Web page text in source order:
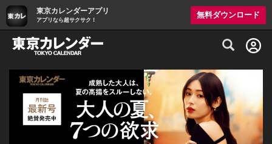
東京カレンダーアプリ
アプリなら超サクサク！
無料ダウンロード
グルメ情報・プレミアムレストラン予約